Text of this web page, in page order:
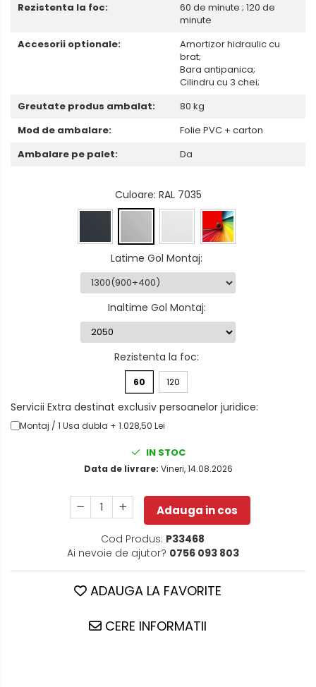
Rezistenta la foc:
60 de minute ; 120 de
minute
Accesorii optionale:
Amortizor hidraulic cu
brat;
Bara antipanica;
Cilindru cu 3 chei;
Greutate produs ambalat:
80 kg
Mod de ambalare:
Folie PVC + carton
Ambalare pe palet:
Da
Culoare: RAL 7035
Latime Gol Montaj:
Inaltime Gol Montaj:
Rezistenta la foc:
60 120
Servicii Extra destinat exclusiv persoanelor juridice:
Montaj / 1 Usa dubla + 1.028,50 Lei
IN STOC
Data de livrare: Vineri, 14.08.2026
Adauga in cos
Cod Produs: P33468
Ai nevoie de ajutor? 0756 093 803
ADAUGA LA FAVORITE
CERE INFORMATII